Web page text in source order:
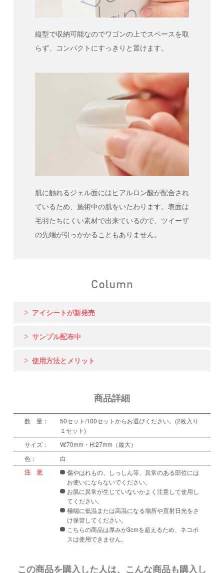
縦型で収納可能なのでワゴンの上でスペースを取
らず、コンパクトにすっきりと置けます。
肌に触れるジェル面にはヒアルロン酸が配合され
ているため、施術中の肌をいたわります。表面は
毛羽たちにくい素材で出来ているので、ツイーザ
の先端が引っかかることもありません。
アイシートが新発売
サンプル配布中
使用方法とメリット
商品詳細
数 量：
50セット/100セットからお選びください。(2枚入り
１セット)
サイズ：
W:70mm・H:27mm（最大）
色：
白
注 意
傷やはれもの、しっしん等、異常のある部位には
お使いにならないでください。
お肌に異常が生じていないかよく注意して使用し
てください。
極端に低温または高温になる場所や直射日光をさ
け保管してください。
こちらの商品は厚みが3cmを超えるため、ネコポ
スは使用できません。
この商品を購入した人は、こんな商品も購入し